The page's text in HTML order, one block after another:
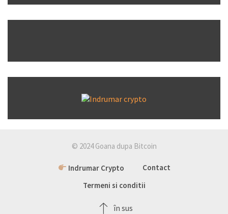
© 2024 Goana dupa Bitcoin
Indrumar Crypto
Contact
Termeni si conditii
în sus